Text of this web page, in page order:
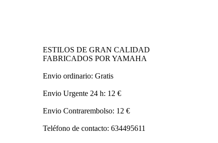
ESTILOS DE GRAN CALIDAD
FABRICADOS POR YAMAHA
Envio ordinario: Gratis
Envio Urgente 24 h: 12 €
Envio Contrarembolso: 12 €
Teléfono de contacto: 634495611